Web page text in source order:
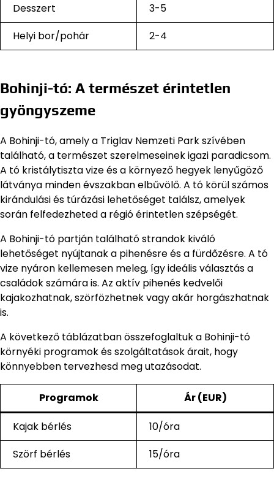
Desszert
3-5
Helyi bor/pohár
2-4
Bohinji-tó: A természet érintetlen
gyöngyszeme
A Bohinji-tó, amely a Triglav Nemzeti Park szívében
található, a természet szerelmeseinek igazi paradicsom.
A tó kristálytiszta vize és a környező hegyek lenyűgöző
látványa minden évszakban elbűvölő. A tó körül számos
kirándulási és túrázási lehetőséget találsz, amelyek
során felfedezheted a régió érintetlen szépségét.
A Bohinji-tó partján található strandok kiváló
lehetőséget nyújtanak a pihenésre és a fürdőzésre. A tó
vize nyáron kellemesen meleg, így ideális választás a
családok számára is. Az aktív pihenés kedvelői
kajakozhatnak, szörfözhetnek vagy akár horgászhatnak
is.
A következő táblázatban összefoglaltuk a Bohinji-tó
környéki programok és szolgáltatások árait, hogy
könnyebben tervezhesd meg utazásodat.
Programok Ár (EUR)
Kajak bérlés
10/óra
Szörf bérlés
15/óra